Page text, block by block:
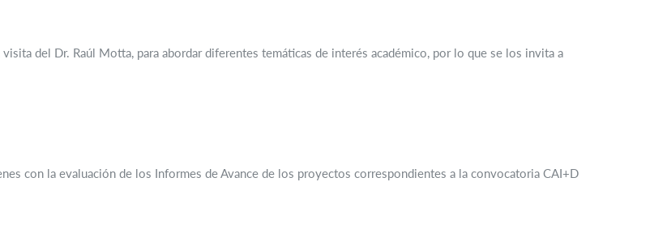
del Dr. Raúl Motta, para abordar diferentes temáticas de interés académico, por lo que se los invita a
con la evaluación de los Informes de Avance de los proyectos correspondientes a la convocatoria CAI+D